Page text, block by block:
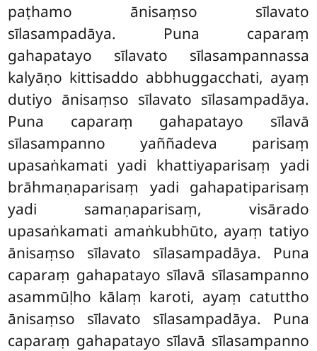
paṭhamo ānisaṃso sīlavato
sīlasampadāya. Puna caparaṃ
gahapatayo sīlavato sīlasampannassa
kalyāṇo kittisaddo abbhuggacchati, ayaṃ
dutiyo ānisaṃso sīlavato sīlasampadāya.
Puna caparaṃ gahapatayo sīlavā
sīlasampanno yaññadeva parisaṃ
upasaṅkamati yadi khattiyaparisaṃ yadi
brāhmaṇaparisaṃ yadi gahapatiparisaṃ
yadi samaṇaparisaṃ, visārado
upasaṅkamati amaṅkubhūto, ayaṃ tatiyo
ānisaṃso sīlavato sīlasampadāya. Puna
caparaṃ gahapatayo sīlavā sīlasampanno
asammūḷho kālaṃ karoti, ayaṃ catuttho
ānisaṃso sīlavato sīlasampadāya. Puna
caparaṃ gahapatayo sīlavā sīlasampanno